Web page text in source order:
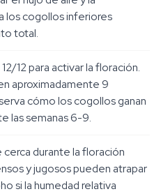
los cogollos inferiores
total.
12 para activar la floración.
aproximadamente 9
cómo los cogollos ganan
las semanas 6-9.
durante la floración
y jugosos pueden atrapar
si la humedad relativa